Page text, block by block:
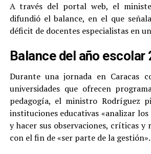
A través del portal web, el
difundió el balance, en el que
déficit de docentes especialistas en
Balance del año
Durante una jornada en Caracas
universidades que ofrecen
pedagogía, el ministro Rodríguez
instituciones educativas «analizar
y hacer sus observaciones, críticas y
con el fin de «ser parte de la gestión».